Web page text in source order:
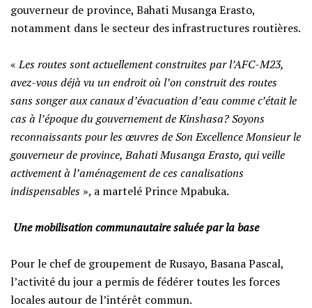
gouverneur de province, Bahati Musanga Erasto,
notamment dans le secteur des infrastructures routières.
‎«Les routes sont actuellement construites par l’AFC-M23,
avez-vous déjà vu un endroit où l’on construit des routes
sans songer aux canaux d’évacuation d’eau comme c’était le
cas à l’époque du gouvernement de Kinshasa? Soyons
reconnaissants pour les œuvres de Son Excellence Monsieur le
gouverneur de province, Bahati Musanga Erasto, qui veille
activement à l’aménagement de ces canalisations
indispensables », a martelé Prince Mpabuka.
Une mobilisation communautaire saluée par la base
‎Pour le chef de groupement de Rusayo, Basana Pascal,
l’activité du jour a permis de fédérer toutes les forces
locales autour de l’intérêt commun.